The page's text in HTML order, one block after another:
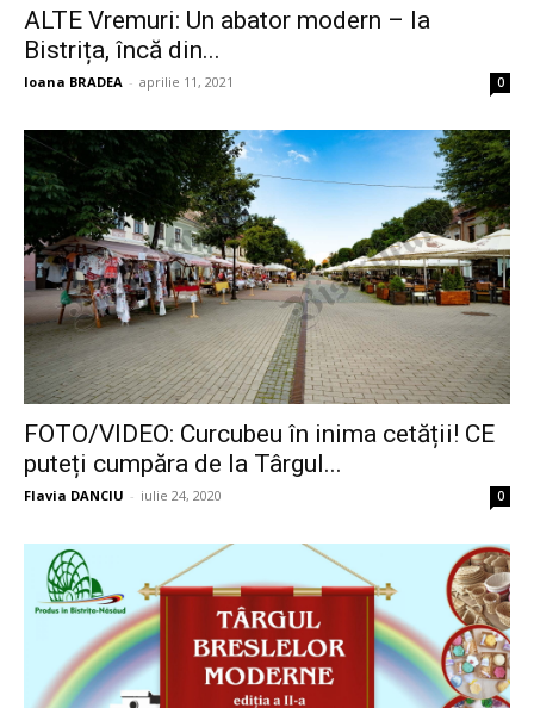
ALTE Vremuri: Un abator modern – la
Bistrița, încă din...
Ioana BRADEA - aprilie 11, 2021 0
FOTO/VIDEO: Curcubeu în inima cetății! CE
puteți cumpăra de la Târgul...
Flavia DANCIU - iulie 24, 2020 0